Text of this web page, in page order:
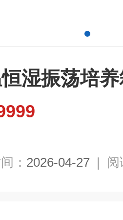
湿振荡培
： 2026-04-27 | 阅